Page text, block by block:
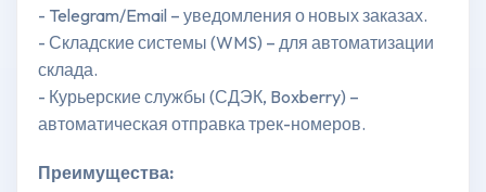
- Telegram/Email – уведомления о новых заказах.
- Складские системы (WMS) – для автоматизации
склада.
- Курьерские службы (СДЭК, Boxberry) –
автоматическая отправка трек-номеров.
Преимущества: